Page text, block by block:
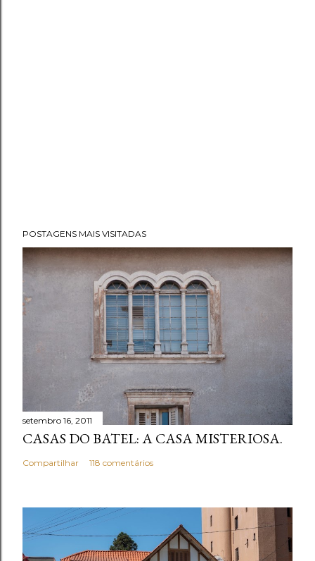
POSTAGENS MAIS VISITADAS
setembro 16, 2011
CASAS DO BATEL: A CASA MISTERIOSA.
Compartilhar 118 comentários